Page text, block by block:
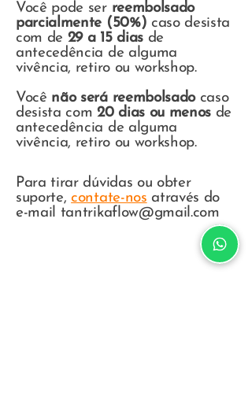
Você pode ser reembolsado
parcialmente (50%) caso desista
com de 29 a 15 diasde
antecedência de alguma
vivência, retiro ou workshop.
Você não será reembolsado caso
desista com20 dias ou menos de
antecedência de alguma
vivência, retiro ou workshop.
Para tirar dúvidas ou obter
suporte, contate-nos através do
e-mail tantrikaflow@gmail.com